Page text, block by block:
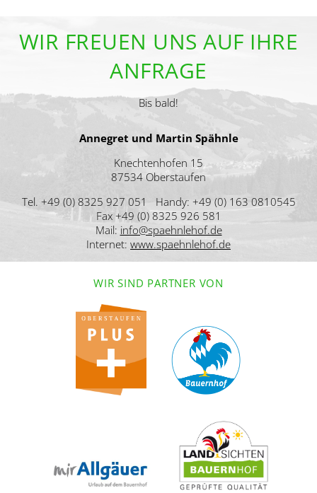
WIR FREUEN UNS AUF IHRE
ANFRAGE
Bis bald!
Annegret und Martin Spähnle
Knechtenhofen 15
87534 Oberstaufen
Tel. +49 (0) 8325 927 051 Handy: +49 (0) 163 0810545
Fax +49 (0) 8325 926 581
Mail: info@spaehnlehof.de
Internet: www.spaehnlehof.de
WIR SIND PARTNER VON